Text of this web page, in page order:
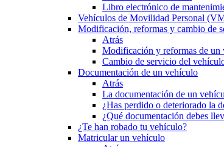
Libro electrónico de
Vehículos de Movilidad Personal
Modificación, reformas y cambio de
Atrás
Modificación y reformas de un
Cambio de servicio del
Documentación de un vehículo
Atrás
La documentación de un
¿Has perdido o deteriorado la
¿Qué documentación debes
¿Te han robado tu vehículo?
Matricular un vehículo